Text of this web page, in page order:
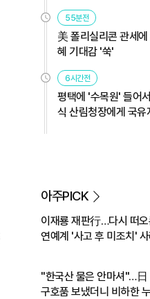
55분전
美 폴리실리콘 관세
혜 기대감 '쑥'
6시간전
평택에 '수목원' 들어
식 산림청장에게 국유
아주PICK
이재룡 재판行…다시 떠
연예계 '사고 후 미조치' 사
"한국산 물은 안마셔"…日
구호품 보냈더니 비하한